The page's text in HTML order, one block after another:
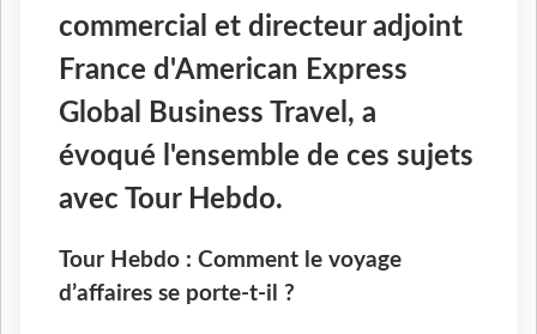
commercial et directeur adjoint
France d'American Express
Global Business Travel, a
évoqué l'ensemble de ces sujets
avec Tour Hebdo.
Tour Hebdo : Comment le voyage
d’affaires se porte-t-il ?